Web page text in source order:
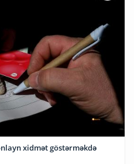
xidmət göstərməkdə